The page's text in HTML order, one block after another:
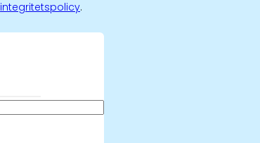
integritetspolicy.